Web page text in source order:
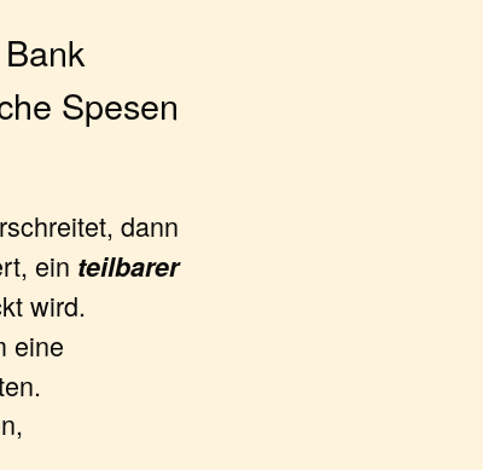
Spesen
dann
ein teilbarer
wird.
eine